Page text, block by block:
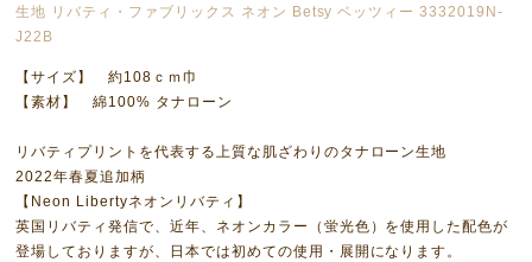
生地 リバティ・ファブリックス ネオン Betsy ベッツィー 3332019N-
J22B
【サイズ】 約108ｃｍ巾
【素材】 綿100% タナローン
リバティプリントを代表する上質な肌ざわりのタナローン生地
2022年春夏追加柄
【Neon Libertyネオンリバティ】
英国リバティ発信で、近年、ネオンカラー（蛍光色）を使用した配色が
登場しておりますが、日本では初めての使用・展開になります。